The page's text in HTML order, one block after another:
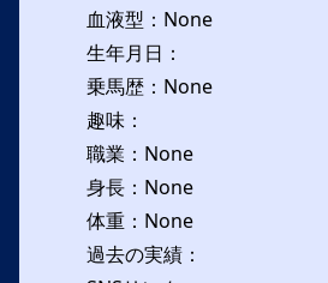
血液型：None
生年月日：
乗馬歴：None
趣味：
職業：None
身長：None
体重：None
過去の実績：